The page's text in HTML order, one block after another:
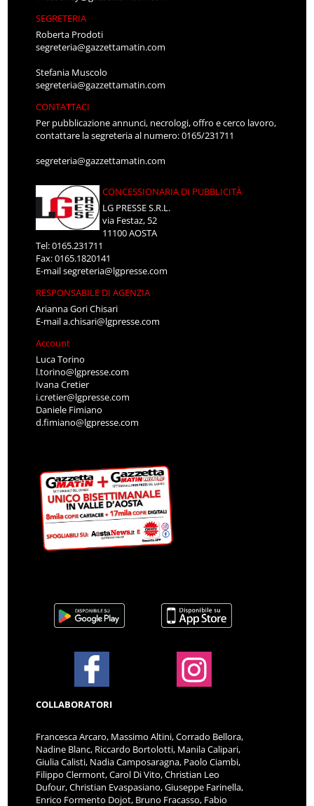
SEGRETERIA
Roberta Prodoti
segreteria@gazzettamatin.com
Stefania Muscolo
segreteria@gazzettamatin.com
CONTATTACI
Per pubblicazione annunci, necrologi, offro e cerco lavoro,
contattare la segreteria al numero: 0165/231711
segreteria@gazzettamatin.com
CONCESSIONARIA DI PUBBLICITÀ
LG PRESSE S.R.L.
via Festaz, 52
11100 AOSTA
Tel: 0165.231711
Fax: 0165.1820141
E-mailsegreteria@lgpresse.com
RESPONSABILE DI AGENZIA
Arianna Gori Chisari
E-maila.chisari@lgpresse.com
Account
Luca Torino
l.torino@lgpresse.com
Ivana Cretier
i.cretier@lgpresse.com
Daniele Fimiano
d.fimiano@lgpresse.com
COLLABORATORI
Francesca Arcaro, Massimo Altini, Corrado Bellora,
Nadine Blanc, Riccardo Bortolotti, Manila Calipari,
Giulia Calisti, Nadia Camposaragna, Paolo Ciambi,
Filippo Clermont, Carol Di Vito, Christian Leo
Dufour, Christian Evaspasiano, Giuseppe Farinella,
Enrico Formento Dojot, Bruno Fracasso, Fabio